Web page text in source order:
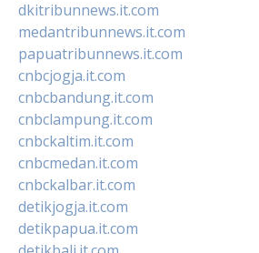
dkitribunnews.it.com
medantribunnews.it.com
papuatribunnews.it.com
cnbcjogja.it.com
cnbcbandung.it.com
cnbclampung.it.com
cnbckaltim.it.com
cnbcmedan.it.com
cnbckalbar.it.com
detikjogja.it.com
detikpapua.it.com